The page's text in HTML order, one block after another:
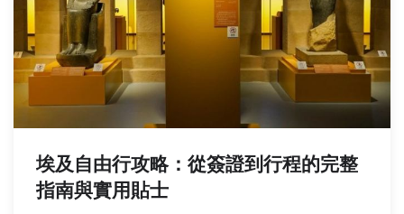
埃及自由行攻略：從簽證到行程的完整
指南與實用貼士